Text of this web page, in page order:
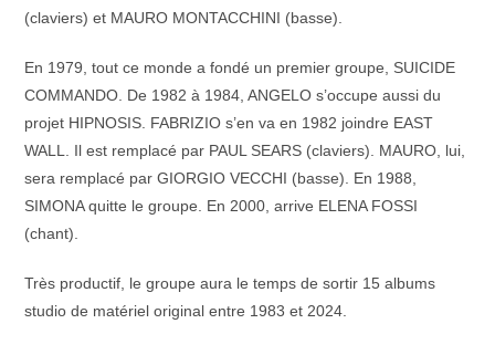
(claviers) et MAURO MONTACCHINI (basse).
En 1979, tout ce monde a fondé un premier groupe, SUICIDE
COMMANDO. De 1982 à 1984, ANGELO s’occupe aussi du
projet HIPNOSIS. FABRIZIO s’en va en 1982 joindre EAST
WALL. Il est remplacé par PAUL SEARS (claviers). MAURO, lui,
sera remplacé par GIORGIO VECCHI (basse). En 1988,
SIMONA quitte le groupe. En 2000, arrive ELENA FOSSI
(chant).
Très productif, le groupe aura le temps de sortir 15 albums
studio de matériel original entre 1983 et 2024.